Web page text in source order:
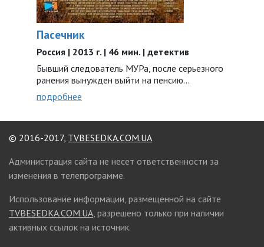
Пасечник
Россия | 2013 г. | 46 мин. | детектив
Бывший следователь МУРа, после серьезного
ранения вынужден выйти на пенсию...
подробнее
© 2016-2017, TVBESEDKA.COM.UA
Администрация сайта не несет ответственности за
изменения в телепрограмме.
Использование информации, размещенной на сайте
TVBESEDKA.COM.UA, разрешено только при наличии
активных ссылок на источник.